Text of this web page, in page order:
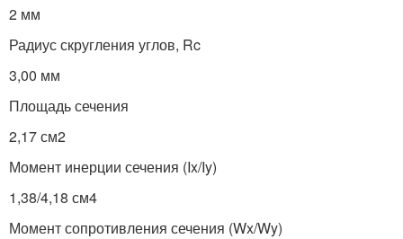
2 мм
Радиус скругления углов, Rc
3,00 мм
Площадь сечения
2,17 см2
Момент инерции сечения (Ix/Iy)
1,38/4,18 см4
Момент сопротивления сечения (Wx/Wy)